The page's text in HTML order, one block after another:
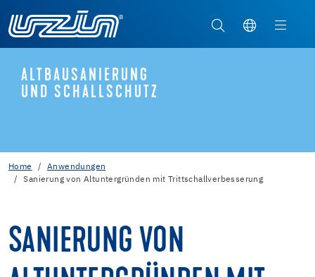
ALTBAUSANIERUNG
UND SCHALLSCHUTZ
Home
Anwendungen
Sanierung von Altuntergründen mit Trittschallverbesserung
SANIERUNG VON